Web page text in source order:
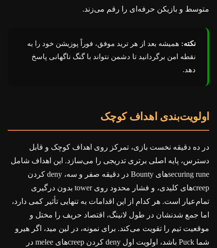
متوسط و بازیکن حرفه‌ای را رقم می‌زند.
نکته: همیشه بعد از هر ترید موفق، فوراً پوزیشن خود را به
نقطه امن برگردانید تا دشمن نتواند با گنگ ناگهانی پاسخ
دهد.
اولویت‌بندی اهداف کوچک
در ده دقیقه نخست بازی، تمرکز روی اهداف کوچک و قابل
دسترس، پایه اصلی برتری تدریجی را می‌سازد. این اهداف شامل
securing runeهای Bounty در دقیقه صفر و سه، deny کردن
creepهای کلیدی، و فشار محدود روی tower بدون درگیری
تمام‌عیار است. هر کدام از این اقدامات به تنهایی تأثیر کمی دارد،
اما جمع شدنشان در طول لانینگ، اقتصاد حریف را مختل و
موقعیت تیم را تقویت می‌کند. برای نمونه، در لین مید، اگر هیرو
شما Puck باشد، اولویت اول deny کردن creepهای melee در